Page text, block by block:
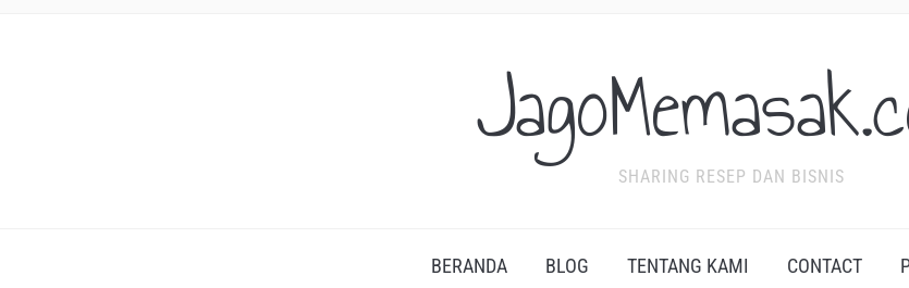
SHARING RESEP DAN BISNIS
BERANDA BLOG TENTANG KAMI CONTACT